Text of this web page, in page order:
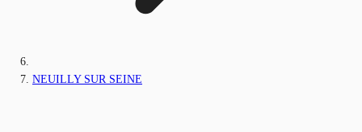
NEUILLY SUR SEINE